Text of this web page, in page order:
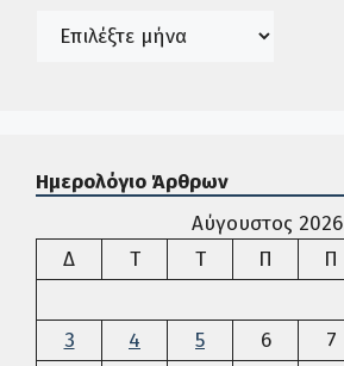
Ιστορικό
Ημερολόγιο Άρθρων
Αύγουστος 2026
ΔΔευτέρα
ΤΤρίτη ΤΤετάρτη
Π Πέμπτη
Π
3
4 5 6 7